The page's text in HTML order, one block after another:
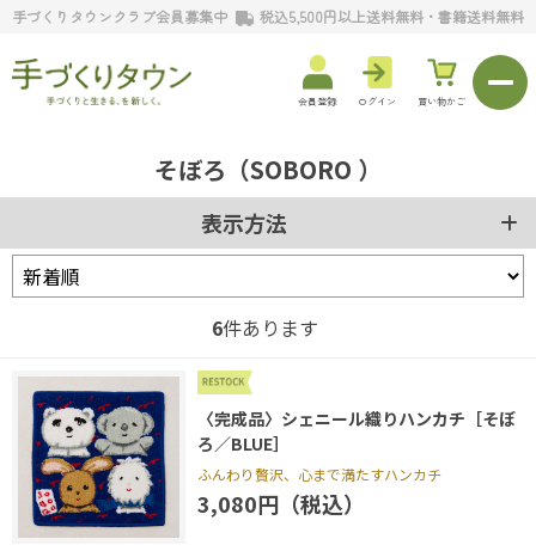
手づくりタウンクラブ会員募集中 税込5,500円以上送料無料・書籍送料無料
会員登録 ログイン 買い物かご
そぼろ（SOBORO ）
表示方法
6件あります
〈完成品〉シェニール織りハンカチ［そぼ
ろ／BLUE］
ふんわり贅沢、心まで満たすハンカチ
3,080円（税込）